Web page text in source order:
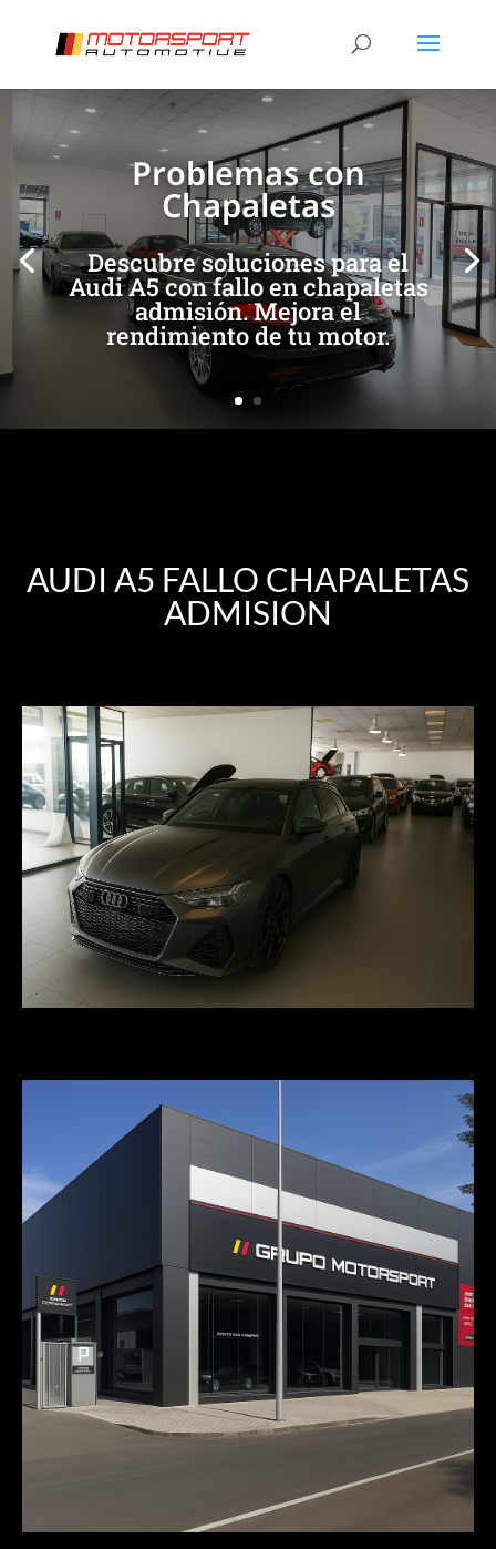
Problemas con
Chapaletas
Descubre soluciones para el
Audi A5 con fallo en chapaletas
admisión. Mejora el
rendimiento de tu motor.
[/et_pb_slide] [/et_pb_slide]
AUDI A5 FALLO CHAPALETAS
ADMISION